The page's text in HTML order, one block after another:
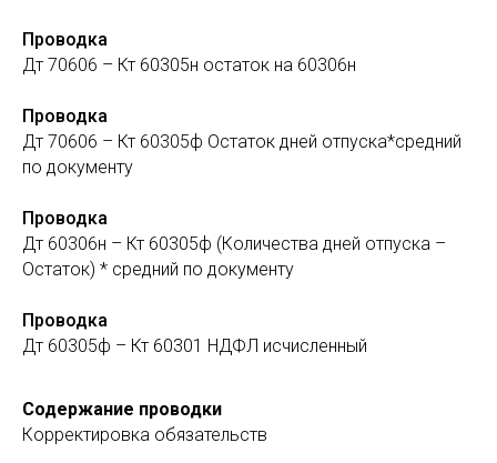
Проводка
Дт 70606 – Кт 60305н остаток на 60306н
Проводка
Дт 70606 – Кт 60305ф Остаток дней отпуска*средний
по документу
Проводка
Дт 60306н – Кт 60305ф (Количества дней отпуска –
Остаток) * средний по документу
Проводка
Дт 60305ф – Кт 60301 НДФЛ исчисленный
Содержание проводки
Корректировка обязательств